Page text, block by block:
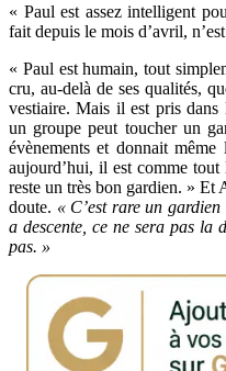
« Paul est assez intelligent
fait depuis le mois d’avril,
« Paul est humain, tout
cru, au-delà de ses qualités,
vestiaire. Mais il est pris
un groupe peut toucher un
évènements et donnait
aujourd’hui, il est comme
reste un très bon gardien. » Et
doute. « C’est rare un
a descente, ce ne sera pas la
pas. »